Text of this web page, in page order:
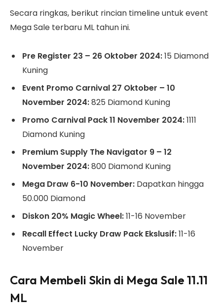
Secara ringkas, berikut rincian timeline untuk event
Mega Sale terbaru ML tahun ini.
Pre Register 23 – 26 Oktober 2024:15 Diamond
Kuning
Event Promo Carnival 27 Oktober – 10
November 2024:825 Diamond Kuning
Promo Carnival Pack 11 November 2024:1111
Diamond Kuning
Premium Supply The Navigator 9 – 12
November 2024:800 Diamond Kuning
Mega Draw 6-10 November: Dapatkan hingga
50.000 Diamond
Diskon 20% Magic Wheel:11-16 November
Recall Effect Lucky Draw Pack Ekslusif:11-16
November
Cara Membeli Skin di Mega Sale 11.11
ML